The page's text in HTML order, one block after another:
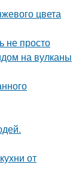
цвета
не просто
на вулканы
от